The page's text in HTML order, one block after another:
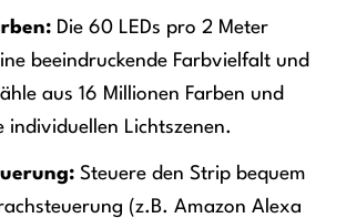
Die 60 LEDs pro 2 Meter
beeindruckende Farbvielfalt und
aus 16 Millionen Farben und
individuellen Lichtszenen.
Steuere den Strip bequem
(z.B. Amazon Alexa